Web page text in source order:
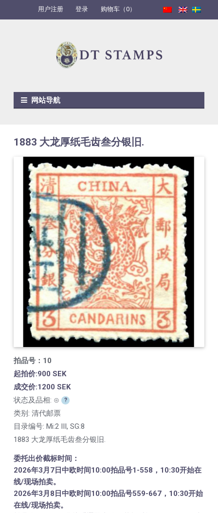
用户注册 登录 购物车（0）
网站导航
1883 大龙厚纸毛齿叁分银旧.
拍品号：10
起拍价:900 SEK
成交价:1200 SEK
状态及品相: ⊙ ?
类别: 清代邮票
目录编号: Mi:2 III, SG:8
1883 大龙厚纸毛齿叁分银旧.
委托出价截标时间：
2026年3月7日中欧时间10:00拍品号1-558，10:30开始在
线/现场拍卖。
2026年3月8日中欧时间10:00拍品号559-667，10:30开始
在线/现场拍卖。